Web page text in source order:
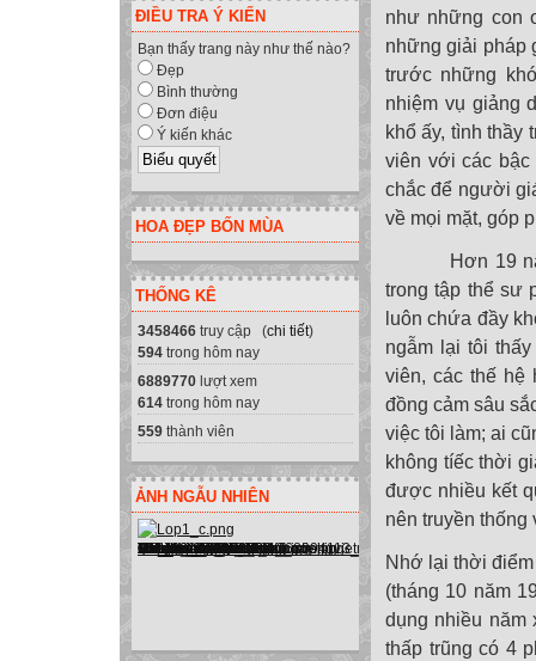
ĐIỀU TRA Ý KIẾN
Bạn thấy trang này như thế nào?
Đẹp
Bình thường
Đơn điệu
Ý kiến khác
HOA ĐẸP BỐN MÙA
THỐNG KÊ
3458466 truy cập (chi tiết)
594 trong hôm nay
6889770 lượt xem
614 trong hôm nay
559 thành viên
ẢNH NGẪU NHIÊN
như những con
những giải pháp
trước những
nhiệm vụ giảng
khổ ấy, tình thầy
viên với các bậc
chắc để người
về mọi mặt, góp
Hơn 19 năm
trong tập thể sư
luôn chứa đầy
ngẫm lại tôi
viên, các thế hệ
đồng cảm sâu
việc tôi làm; ai
không tíếc thời
được nhiều kết
nên truyền
Nhớ lại thời
(tháng 10 năm
dụng nhiều năm
thấp trũng có 4